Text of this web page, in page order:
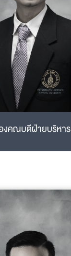
ฑูรย์ ศรีมนตรี
งคณบดีฝ่ายบริหาร